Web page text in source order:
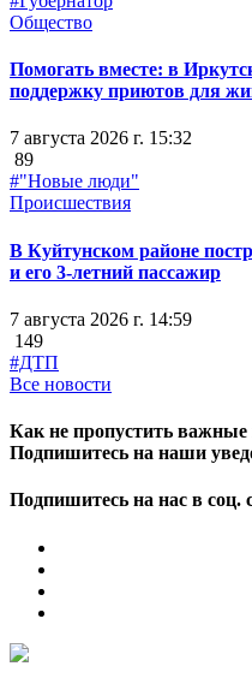
Общество
Помогать вместе: в
поддержку приютов для
7 августа 2026 г. 15:32
89
#"Новые люди"
Происшествия
В Куйтунском районе
и его 3-летний пассажир
7 августа 2026 г. 14:59
149
#ДТП
Все новости
Как не пропустить важные
Подпишитесь на наши
Подпишитесь на нас в соц.